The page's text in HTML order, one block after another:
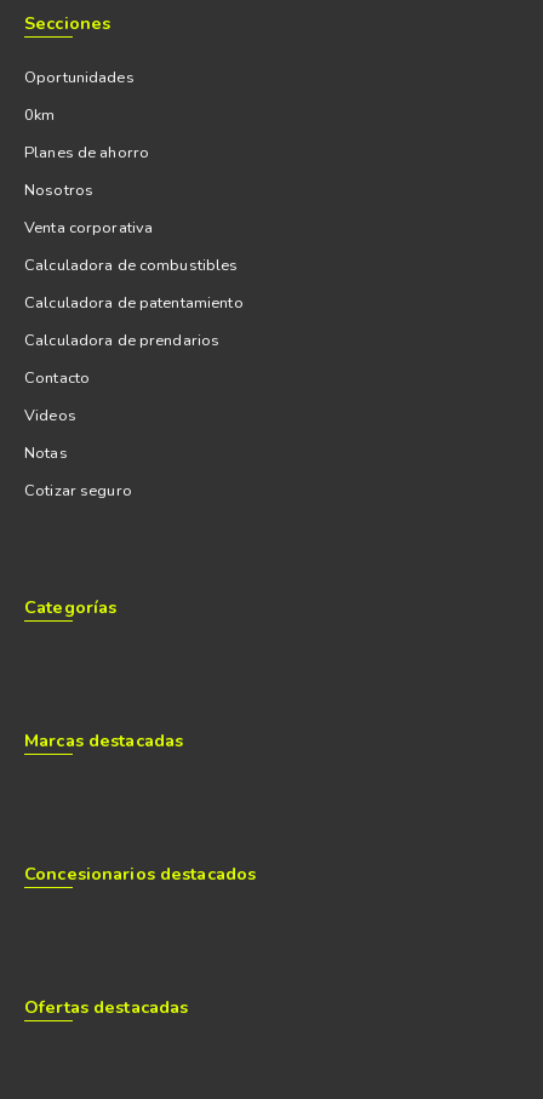
Secciones
Oportunidades
0km
Planes de ahorro
Nosotros
Venta corporativa
Calculadora de combustibles
Calculadora de patentamiento
Calculadora de prendarios
Contacto
Videos
Notas
Cotizar seguro
Categorías
Marcas destacadas
Concesionarios destacados
Ofertas destacadas